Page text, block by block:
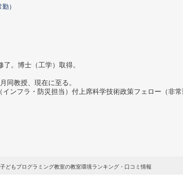
）
。博士（工学）取得。
同教授、現在に至る。
ンフラ・防災担当）付上席科学技術政策フェロー（非常
子どもプログラミング教室の教室環境ランキング・口コミ情報